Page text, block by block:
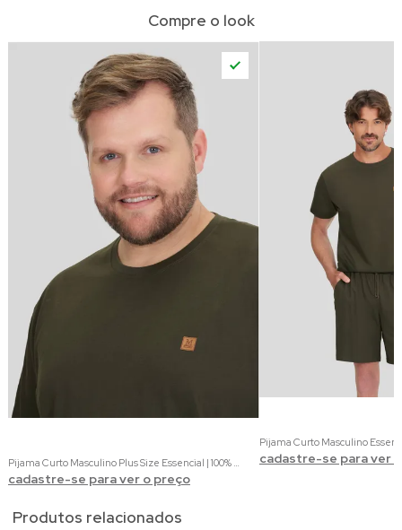
Compre o look
Pijama Curto Masculino Plus Size Essencial | 100% Algodão
cadastre-se para ver o preço
Pijama Curto Masculino
cadastre-se para ver
Produtos relacionados